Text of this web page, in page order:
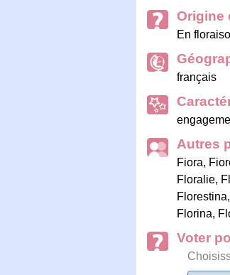
Origine
En
français
Autres
Fiora,
Floralie,
Florestina,
Florina,
Voter